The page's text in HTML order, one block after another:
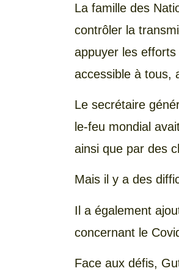
La famille des
contrôler la
appuyer les efforts
accessible à tous,
Le secrétaire
le-feu mondial
ainsi que par des
Mais il y a des
Il a également
concernant le
Face aux défis,